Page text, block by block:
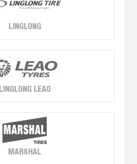
LINGLONG
LINGLONG LEAO
MARSHAL